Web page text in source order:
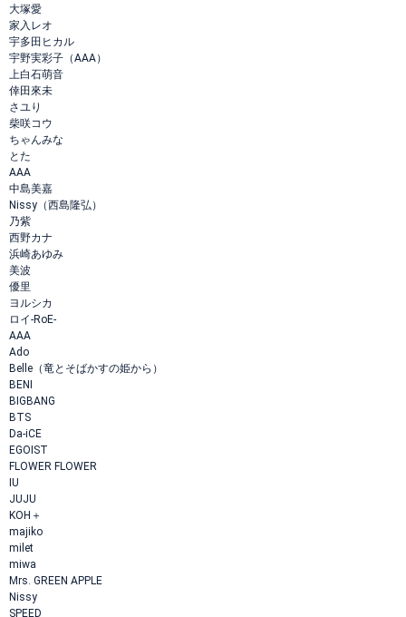
大塚愛
家入レオ
宇多田ヒカル
宇野実彩子（AAA）
上白石萌音
倖田來未
さユり
柴咲コウ
ちゃんみな
とた
AAA
中島美嘉
Nissy（西島隆弘）
乃紫
西野カナ
浜崎あゆみ
美波
優里
ヨルシカ
ロイ-RoE-
AAA
Ado
Belle（竜とそばかすの姫から）
BENI
BIGBANG
BTS
Da-iCE
EGOIST
FLOWER FLOWER
IU
JUJU
KOH＋
majiko
milet
miwa
Mrs. GREEN APPLE
Nissy
SPEED